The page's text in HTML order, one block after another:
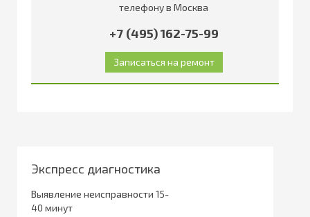
телефону в Москва
+7 (495) 162-75-99
Экспресс диагностика
Выявление неисправности 15-
40 минут